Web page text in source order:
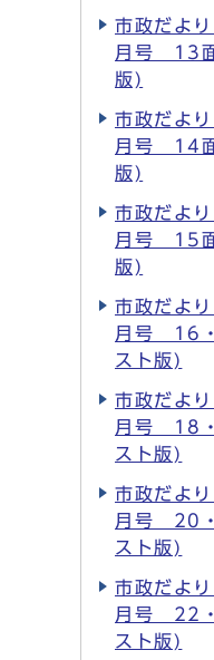
市政だよ
月号 13
版)
市政だよ
月号 14
版)
市政だよ
月号 15
版)
市政だよ
月号 16
スト版)
市政だよ
月号 18
スト版)
市政だよ
月号 20
スト版)
市政だよ
月号 22
スト版)